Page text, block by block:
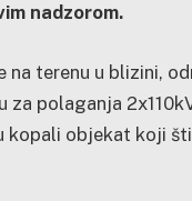
nadzorom.
na terenu u blizini,
polaganja
kopali objekat koji